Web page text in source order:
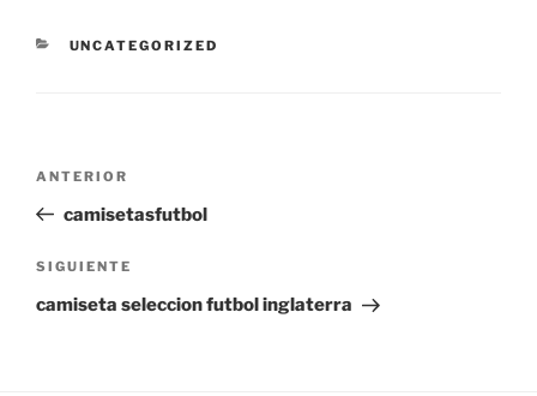
CATEGORÍAS
UNCATEGORIZED
entradas
Entrada
anterior:
ANTERIOR
camisetasfutbol
Siguiente
entrada
SIGUIENTE
camiseta seleccion futbol inglaterra